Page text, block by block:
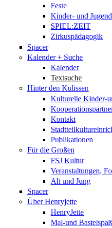
Feste
Kinder- und
SPIEL:ZEIT
Zirkuspädagogik
Spacer
Kalender + Suche
Kalender
Textsuche
Hinter den Kulissen
Kulturelle Kinder-
Kontakt
Publikationen
Für die Großen
FSJ Kultur
Veranstaltungen,
Alt und Jung
Spacer
Über Henryjette
HenryJette
Mal-und Bastelspaß